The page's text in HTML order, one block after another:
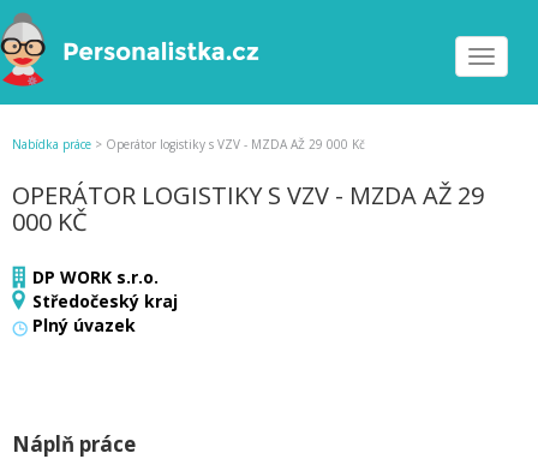
Toggle
Nabídka práce > Operátor logistiky s VZV - MZDA AŽ 29 000 Kč
OPERÁTOR LOGISTIKY S VZV - MZDA AŽ 29
000 KČ
DP WORK s.r.o.
Středočeský kraj
Plný úvazek
Náplň práce